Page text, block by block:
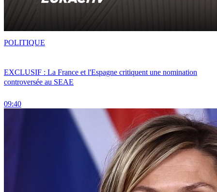
EXCLUSIF : La France et l'Espagne critiquent une nomination
controversée au SEAE
09:40
POLITIQUE